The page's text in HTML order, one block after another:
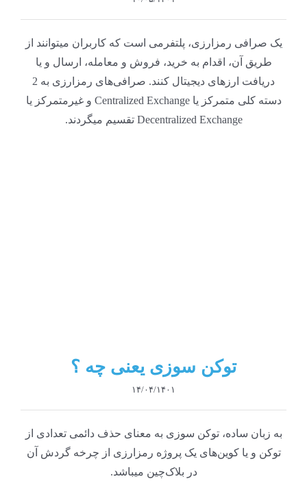
یک صرافی رمزارزی، پلتفرمی است که کاربران میتوانند از
طریق آن، اقدام به خرید، فروش و معامله، ارسال و یا
دریافت ارزهای دیجیتال کنند. صرافی‌های رمزارزی به 2
دسته کلی متمرکز یا Centralized Exchange و غیرمتمرکز یا
Decentralized Exchange تقسیم میگردند.
توکن سوزی یعنی چه ؟
۱۴/۰۴/۱۴۰۱
به زبان ساده، توکن سوزی به معنای حذف دائمی تعدادی از
توکن و یا کوین‌های یک پروژه رمزارزی از چرخه گردش آن
در بلاک‌چین میباشد.